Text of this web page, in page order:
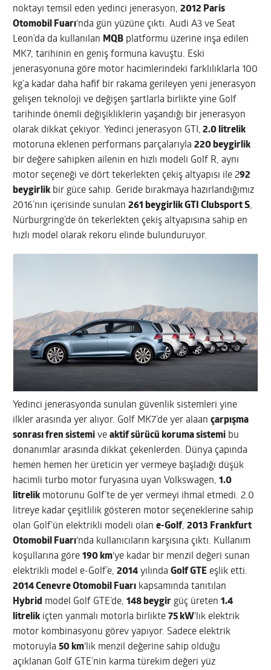
noktayı temsil eden yedinci jenerasyon,2012 Paris
Otomobil Fuarı‘nda gün yüzüne çıktı. Audi A3 ve Seat
Leon’da da kullanılan MQB platformu üzerine inşa edilen
MK7, tarihinin en geniş formuna kavuştu. Eski
jenerasyonuna göre motor hacimlerindeki farklılıklarla 100
kg’a kadar daha hafif bir rakama gerileyen yeni jenerasyon
gelişen teknoloji ve değişen şartlarla birlikte yine Golf
tarihinde önemli değişikliklerin yaşandığı bir jenerasyon
olarak dikkat çekiyor. Yedinci jenerasyon GTI, 2.0 litrelik
motoruna eklenen performans parçalarıyla220 beygirlik
bir değere sahipken ailenin en hızlı modeli Golf R, aynı
motor seçeneği ve dört tekerlekten çekiş altyapısı ile 292
beygirlik bir güce sahip. Geride bırakmaya hazırlandığımız
2016’nın içerisinde sunulan261 beygirlik GTI Clubsport S,
Nürburgring’de ön tekerlekten çekiş altyapısına sahip en
hızlı model olarak rekoru elinde bulunduruyor.
Yedinci jenerasyonda sunulan güvenlik sistemleri yine
ilkler arasında yer alıyor. Golf MK7’de yer alaançarpışma
sonrası fren sistemi veaktif sürücü koruma sistemi bu
donanımlar arasında dikkat çekenlerden. Dünya çapında
hemen hemen her üreticin yer vermeye başladığı düşük
hacimli turbo motor furyasına uyan Volkswagen,1.0
litrelik motorunu Golf’te de yer vermeyi ihmal etmedi. 2.0
litreye kadar çeşitlilik gösteren motor seçeneklerine sahip
olan Golf’ün elektrikli modeli olane-Golf,2013 Frankfurt
Otomobil Fuarı‘nda kullanıcıların karşısına çıktı. Kullanım
koşullarına göre190 km‘ye kadar bir menzil değeri sunan
elektrikli model e-Golf’e,2014 yılındaGolf GTE eşlik etti.
2014 Cenevre Otomobil Fuarı kapsamında tanıtılan
Hybrid model Golf GTE’de,148 beygir güç üreten1.4
litrelik içten yanmalı motorla birlikte75 kW‘lık elektrik
motor kombinasyonu görev yapıyor. Sadece elektrik
motoruyla50 km‘lik menzil değerine sahip olduğu
açıklanan Golf GTE’nin karma türekim değeri yüz